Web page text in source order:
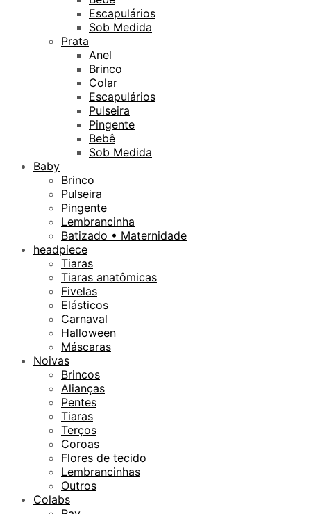
Escapulários
Sob Medida
Prata
Anel
Brinco
Colar
Escapulários
Pulseira
Pingente
Bebê
Sob Medida
Baby
Brinco
Pulseira
Pingente
Lembrancinha
Batizado • Maternidade
headpiece
Tiaras
Tiaras anatômicas
Fivelas
Elásticos
Carnaval
Halloween
Máscaras
Noivas
Brincos
Alianças
Pentes
Tiaras
Terços
Coroas
Flores de tecido
Lembrancinhas
Outros
Colabs